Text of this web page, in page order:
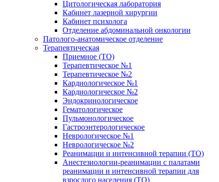
Цитологическая лаборатория
Кабинет лазерной хирургии
Кабинет психолога
Отделение абдоминальной онкологии
Патолого-анатомическое отделение
Терапевтическая
Приемное (ТО)
Терапевтическое №1
Терапевтическое №2
Кардиологическое №1
Кардиологическое №2
Эндокринологическое
Гематологическое
Пульмонологическое
Гастроэнтерологическое
Неврологическое №1
Неврологическое №2
Реанимации и интенсивной терапии (ТО)
Анестезиологии-реанимации с палатами
реанимации и интенсивной терапии для
взрослого населения (ТО)